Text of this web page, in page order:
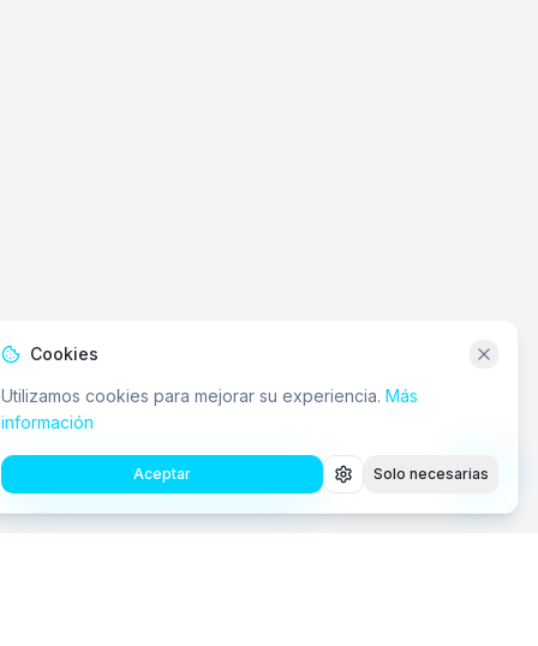
Cookies
Utilizamos cookies para mejorar su experiencia. Más
información
Aceptar Solo necesarias